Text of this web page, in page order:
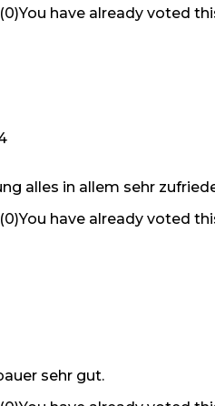
(0)You have already voted
alles in allem sehr
(0)You have already voted
sehr gut.